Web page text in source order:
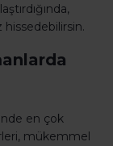
hissedebilirsin.
en çok
mükemmel